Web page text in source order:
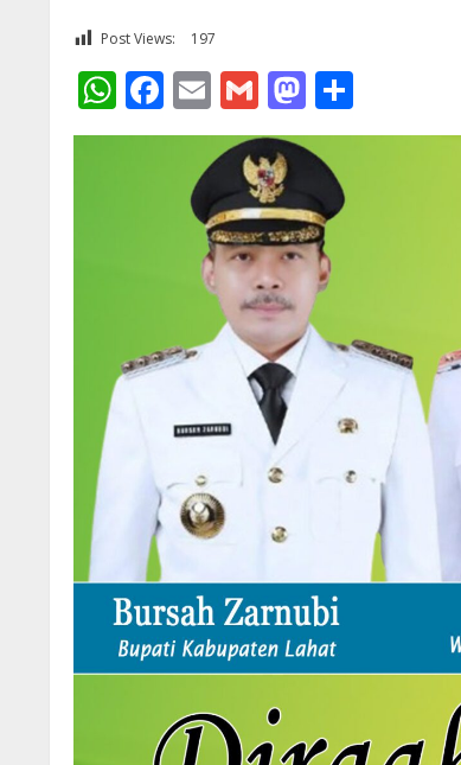
Post Views: 197
WhatsApp
Facebook
EmailGmailMastodon